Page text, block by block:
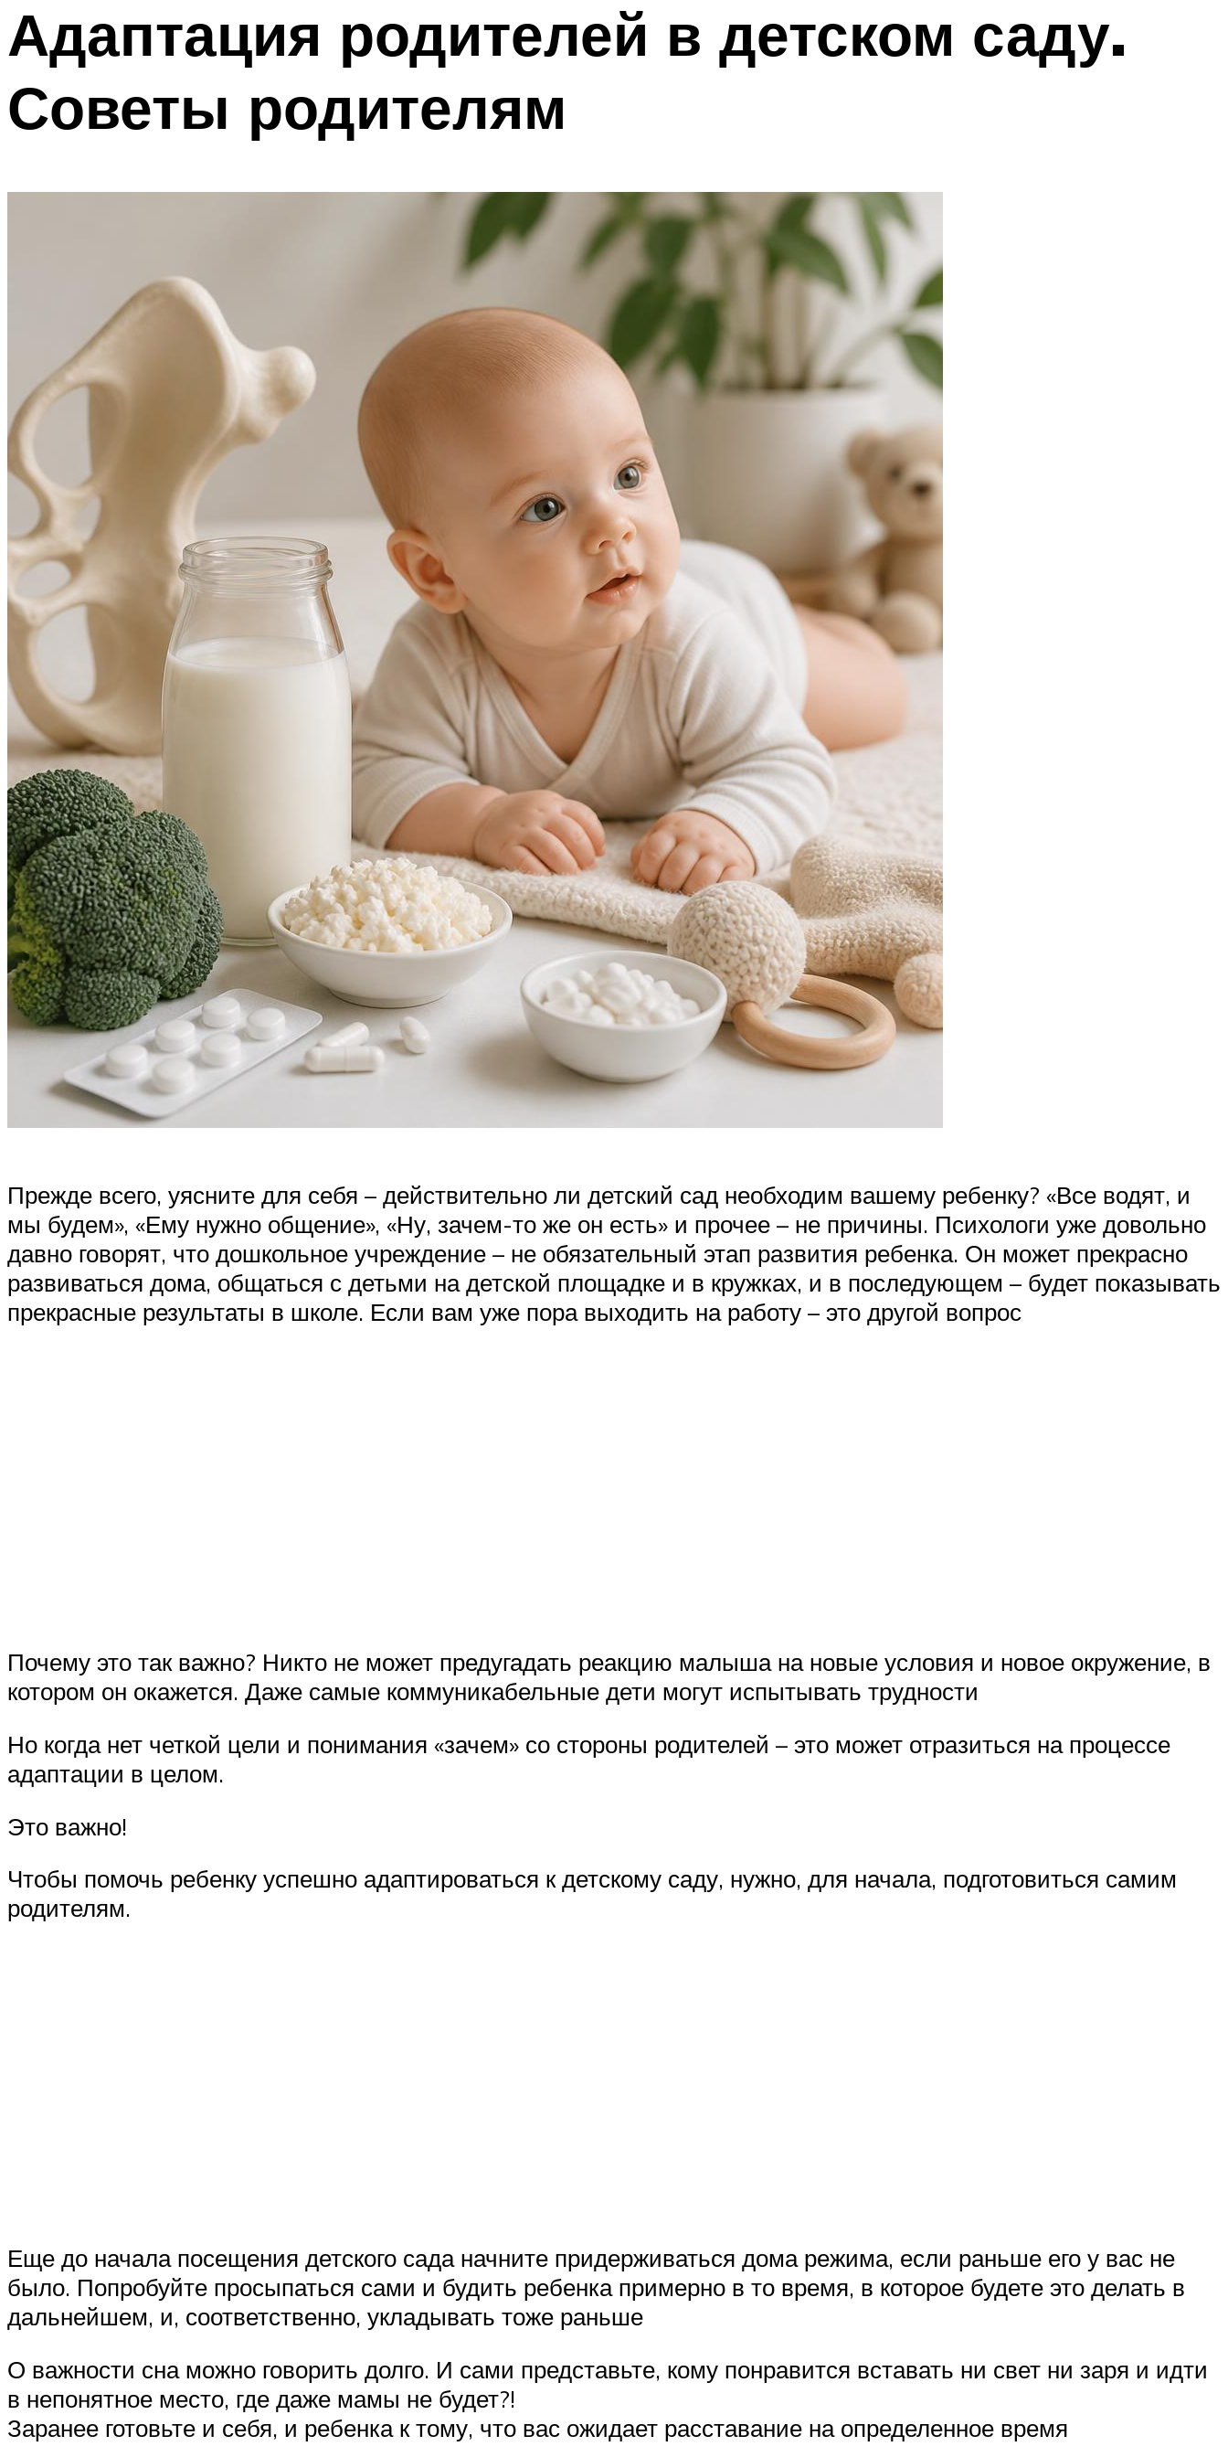
Адаптация родителей в детском саду.
Советы родителям
Прежде всего, уясните для себя – действительно ли детский сад необходим вашему ребенку? «Все водят, и
мы будем», «Ему нужно общение», «Ну, зачем-то же он есть» и прочее – не причины. Психологи уже довольно
давно говорят, что дошкольное учреждение – не обязательный этап развития ребенка. Он может прекрасно
развиваться дома, общаться с детьми на детской площадке и в кружках, и в последующем – будет показывать
прекрасные результаты в школе. Если вам уже пора выходить на работу – это другой вопрос
Почему это так важно? Никто не может предугадать реакцию малыша на новые условия и новое окружение, в
котором он окажется. Даже самые коммуникабельные дети могут испытывать трудности
Но когда нет четкой цели и понимания «зачем» со стороны родителей – это может отразиться на процессе
адаптации в целом.
Это важно!
Чтобы помочь ребенку успешно адаптироваться к детскому саду, нужно, для начала, подготовиться самим
родителям.
Еще до начала посещения детского сада начните придерживаться дома режима, если раньше его у вас не
было. Попробуйте просыпаться сами и будить ребенка примерно в то время, в которое будете это делать в
дальнейшем, и, соответственно, укладывать тоже раньше
О важности сна можно говорить долго. И сами представьте, кому понравится вставать ни свет ни заря и идти
в непонятное место, где даже мамы не будет?!
Заранее готовьте и себя, и ребенка к тому, что вас ожидает расставание на определенное время